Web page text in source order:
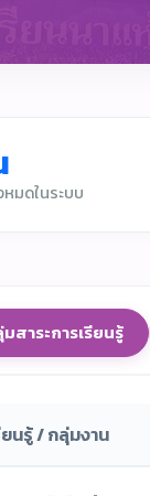
มดในระบบ
สาระการเรียนรู้
นรู้ / กลุ่มงาน